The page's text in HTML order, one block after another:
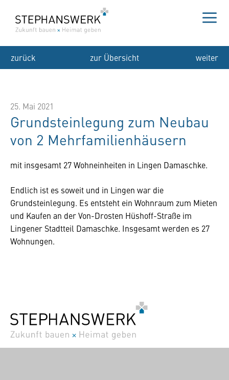
Inhalt
springen
zurück zur Übersicht weiter
25. Mai 2021
Grundsteinlegung zum Neubau
von 2 Mehrfamilienhäusern
mit insgesamt 27 Wohneinheiten in Lingen Damaschke.
Endlich ist es soweit und in Lingen war die
Grundsteinlegung. Es entsteht ein Wohnraum zum Mieten
und Kaufen an der Von-Drosten Hüshoff-Straße im
Lingener Stadtteil Damaschke. Insgesamt werden es 27
Wohnungen.